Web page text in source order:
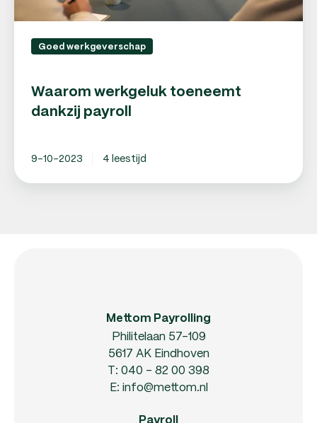
Goed werkgeverschap
Waarom werkgeluk toeneemt
dankzij payroll
9-10-2023 4 leestijd
Mettom Payrolling
Philitelaan 57-109
5617 AK Eindhoven
T: 040 - 82 00 398
E: info@mettom.nl
Payroll